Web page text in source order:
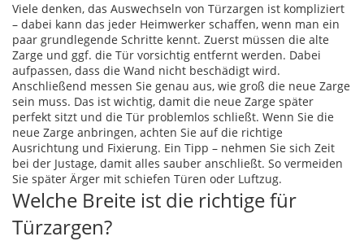
Viele denken, das Auswechseln von Türzargen ist kompliziert
– dabei kann das jeder Heimwerker schaffen, wenn man ein
paar grundlegende Schritte kennt. Zuerst müssen die alte
Zarge und ggf. die Tür vorsichtig entfernt werden. Dabei
aufpassen, dass die Wand nicht beschädigt wird.
Anschließend messen Sie genau aus, wie groß die neue Zarge
sein muss. Das ist wichtig, damit die neue Zarge später
perfekt sitzt und die Tür problemlos schließt. Wenn Sie die
neue Zarge anbringen, achten Sie auf die richtige
Ausrichtung und Fixierung. Ein Tipp – nehmen Sie sich Zeit
bei der Justage, damit alles sauber anschließt. So vermeiden
Sie später Ärger mit schiefen Türen oder Luftzug.
Welche Breite ist die richtige für
Türzargen?